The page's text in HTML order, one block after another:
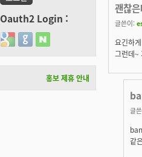
괜찮
글쓴이:
요긴하
그런데~
글
같
Oauth2 Login :
Login with Google
Login with GitHub
Login with Naver
홍보 제휴 안내